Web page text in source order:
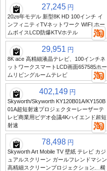
27,245 円
2026年モデル 新型8K HD 100インチ イ
ンフィニティTVネットワーク WIFI ホー
ムボイスLCD防爆KTVホテル
29,951 円
8K ace 高精細液晶テレビ、100インチネ
ットワークスマートLCD画面657585ホー
ムリビングルームテレビ
402,149 円
Skyworth/Skyworth KY120B01A/KY150B
01A超短射速プロジェクターレーザーテ
レビ商業用ビデオ会議4Kハイエンド超短
射速
78,498 円
Skyworth Art Mobile TV 壁紙 テレビ カジ
ュアルスクリーン ガールフレンドマシン
高精細スクリーンプロジェクション、横